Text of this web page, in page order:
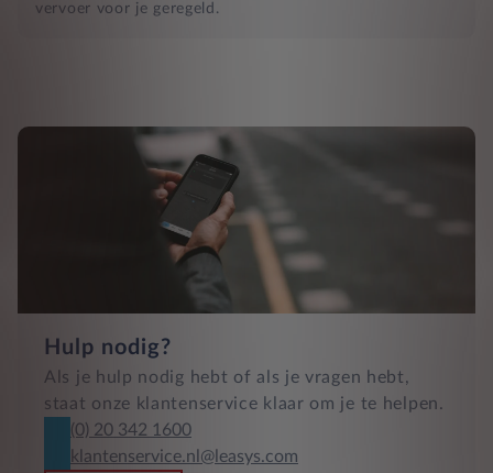
vervoer voor je geregeld.
Hulp nodig?
Als je hulp nodig hebt of als je vragen hebt,
staat onze klantenservice klaar om je te helpen.
(0) 20 342 1600
klantenservice.nl@leasys.com